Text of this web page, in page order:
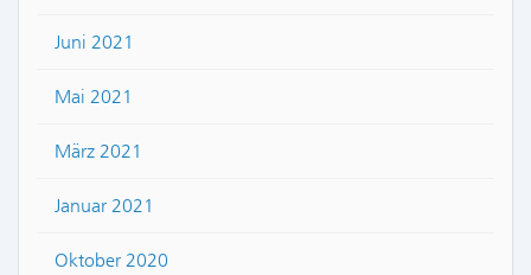
Juni 2021
Mai 2021
März 2021
Januar 2021
Oktober 2020